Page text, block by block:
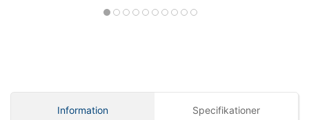
Information Specifikationer